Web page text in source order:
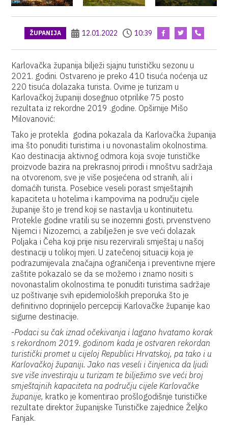
ŽUPANIJA 12.01.2022 10:39
Karlovačka županija bilježi sjajnu turističku sezonu u
2021. godini. Ostvareno je preko 410 tisuća noćenja uz
220 tisuća dolazaka turista. Ovime je turizam u
Karlovačkoj županiji dosegnuo otprilike 75 posto
rezultata iz rekordne 2019 .godine. Opširnije Mišo
Milovanović:
Tako je protekla godina pokazala da Karlovačka županija
ima što ponuditi turistima i u novonastalim okolnostima.
Kao destinacija aktivnog odmora koja svoje turističke
proizvode bazira na prekrasnoj prirodi i mnoštvu sadržaja
na otvorenom, sve je više posjećena od stranih, ali i
domaćih turista. Posebice veseli porast smještajnih
kapaciteta u hotelima i kampovima na području cijele
županije što je trend koji se nastavlja u kontinuitetu.
Protekle godine vratili su se inozemni gosti, prvenstveno
Nijemci i Nizozemci, a zabilježen je sve veći dolazak
Poljaka i Čeha koji prije nisu rezervirali smještaj u našoj
destinaciji u tolikoj mjeri. U zatečenoj situaciji koja je
podrazumijevala značajna ograničenja i preventivne mjere
zaštite pokazalo se da se možemo i znamo nositi s
novonastalim okolnostima te ponuditi turistima sadržaje
uz poštivanje svih epidemioloških preporuka što je
definitivno doprinijelo percepciji Karlovačke županije kao
sigurne destinacije.
-Podaci su čak iznad očekivanja i lagano hvatamo korak
s rekordnom 2019. godinom kada je ostvaren rekordan
turistički promet u cijeloj Republici Hrvatskoj, pa tako i u
Karlovačkoj županiji. Jako nas veseli i činjenica da ljudi
sve više investiraju u turizam te bilježimo sve veći broj
smještajnih kapaciteta na području cijele Karlovačke
županije, kratko je komentirao prošlogodišnje turističke
rezultate direktor županijske Turističke zajednice Željko
Fanjak.